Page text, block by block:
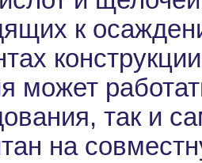
к
может
так и
на